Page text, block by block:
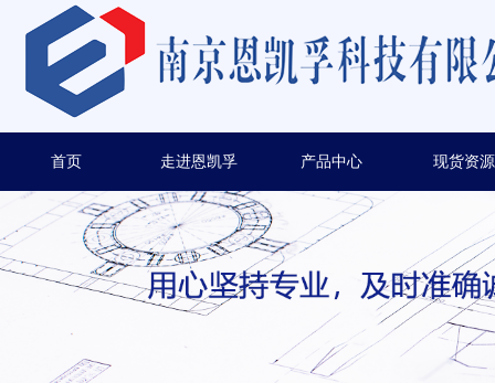
首页 走进恩凯孚 产品中心 现货资源